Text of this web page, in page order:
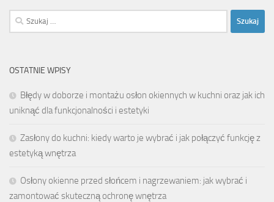
Szukaj:
OSTATNIE WPISY
Błędy w doborze i montażu osłon okiennych w kuchni oraz jak ich
uniknąć dla funkcjonalności i estetyki
Zasłony do kuchni: kiedy warto je wybrać i jak połączyć funkcję z
estetyką wnętrza
Osłony okienne przed słońcem i nagrzewaniem: jak wybrać i
zamontować skuteczną ochronę wnętrza